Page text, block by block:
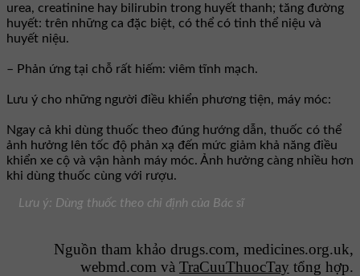
urea, creatinine hay bilirubin trong huyết thanh; tăng đường
huyết: trên những ca đặc biệt, có thể có tinh thể niệu và
huyết niệu.
– Phản ứng tại chỗ rất hiếm: viêm tĩnh mạch.
Lưu ý cho những người điều khiển phương tiện, máy móc:
Ngay cả khi dùng thuốc theo đúng hướng dẫn, thuốc có thể
ảnh hưởng lên tốc độ phản xạ đến mức giảm khả năng điều
khiển xe cộ và vận hành máy móc. Ảnh hưởng càng nhiều hơn
khi dùng thuốc cùng với rượu.
Lưu ý: Dùng thuốc theo chỉ định của Bác sĩ
Nguồn tham khảo drugs.com, medicines.org.uk,
webmd.com và TraCuuThuocTay tổng hợp.